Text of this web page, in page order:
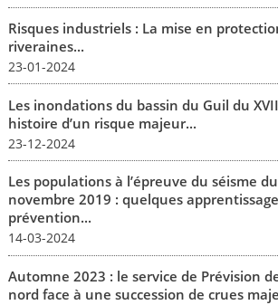
Risques industriels : La mise en
riveraines...
23-01-2024
Les inondations du bassin du Guil du
histoire d’un risque majeur...
23-12-2024
Les populations à l’épreuve du séisme
novembre 2019 : quelques
prévention...
14-03-2024
Automne 2023 : le service de Prévision
nord face à une succession de crues